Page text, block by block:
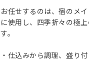
お任せするのは、宿のメ
に使用し、四季折々の極
す。
・仕込みから調理、盛り